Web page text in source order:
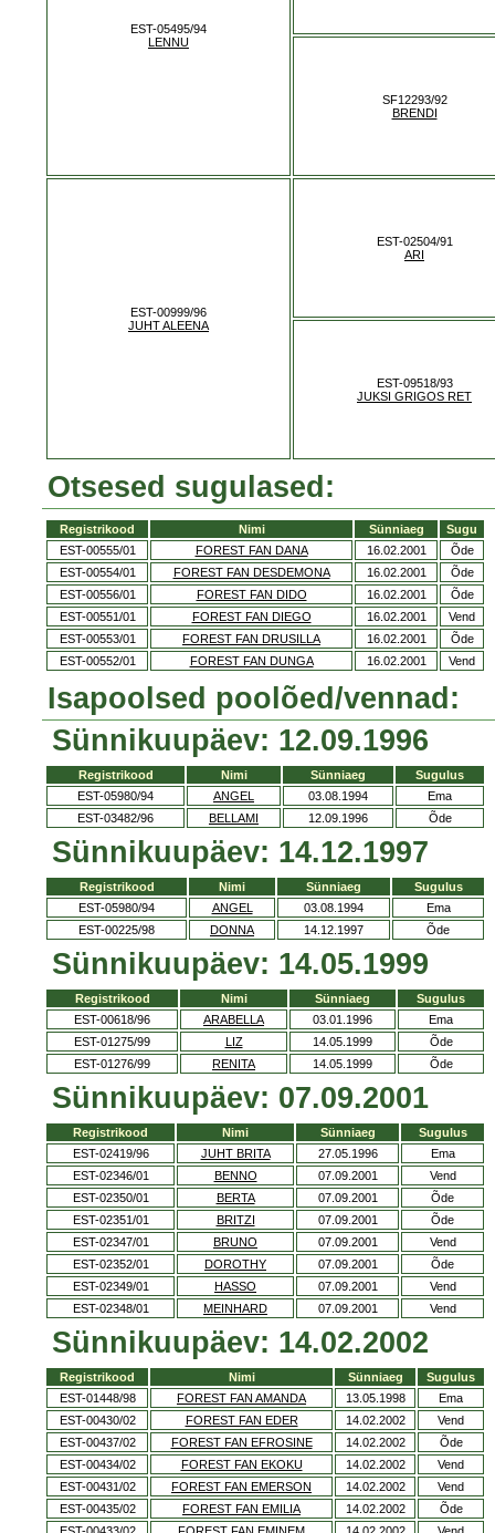
EST-05495/94
LENNU
SF12293/92
BRENDI
EST-00999/96
JUHT ALEENA
EST-02504/91
ARI
EST-09518/93
JUKSI GRIGOS RET
Otsesed sugulased:
Registrikood Nimi Sünniaeg
Sugu
EST-00555/01
FOREST FAN DANA 16.02.2001
Õde
EST-00554/01
FOREST FAN DESDEMONA 16.02.2001
Õde
EST-00556/01
FOREST FAN DIDO 16.02.2001
Õde
EST-00551/01
FOREST FAN DIEGO 16.02.2001
Vend
EST-00553/01
FOREST FAN DRUSILLA 16.02.2001
Õde
EST-00552/01
FOREST FAN DUNGA 16.02.2001 Vend
Isapoolsed poolõed/vennad:
Sünnikuupäev: 12.09.1996
Registrikood Nimi Sünniaeg
Sugulus
EST-05980/94
ANGEL 03.08.1994
Ema
EST-03482/96
BELLAMI 12.09.1996 Õde
Sünnikuupäev: 14.12.1997
Registrikood Nimi Sünniaeg
Sugulus
EST-05980/94
ANGEL 03.08.1994
Ema
EST-00225/98
DONNA 14.12.1997 Õde
Sünnikuupäev: 14.05.1999
Registrikood Nimi Sünniaeg
Sugulus
EST-00618/96
ARABELLA 03.01.1996
Ema
EST-01275/99
LIZ 14.05.1999
Õde
EST-01276/99
RENITA 14.05.1999 Õde
Sünnikuupäev: 07.09.2001
Registrikood Nimi Sünniaeg
Sugulus
EST-02419/96
JUHT BRITA 27.05.1996
Ema
EST-02346/01
BENNO 07.09.2001
Vend
EST-02350/01
BERTA 07.09.2001
Õde
EST-02351/01
BRITZI 07.09.2001
Õde
EST-02347/01
BRUNO 07.09.2001
Vend
EST-02352/01
DOROTHY 07.09.2001
Õde
EST-02349/01
HASSO 07.09.2001
Vend
EST-02348/01
MEINHARD 07.09.2001 Vend
Sünnikuupäev: 14.02.2002
Registrikood Nimi Sünniaeg
Sugulus
EST-01448/98
FOREST FAN AMANDA 13.05.1998
Ema
EST-00430/02
FOREST FAN EDER 14.02.2002
Vend
EST-00437/02
FOREST FAN EFROSINE 14.02.2002
Õde
EST-00434/02
FOREST FAN EKOKU 14.02.2002
Vend
EST-00431/02
FOREST FAN EMERSON 14.02.2002
Vend
EST-00435/02
FOREST FAN EMILIA 14.02.2002
Õde